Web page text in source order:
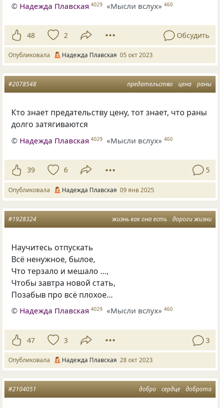
© Надежда Плавская 4029 «Мысли вслух» 460
48 2 Обсудить
Опубликовала Надежда Плавская 05 окт 2023
предательство цена раны
#2078548
Кто знает предательству цену, тот знает, что раны
долго затягиваются
© Надежда Плавская 4029 «Мысли вслух» 460
39 6 5
Опубликовала Надежда Плавская 09 янв 2025
жизнь как она есть дороги жизни
#1928324
Научитесь отпускать
Всё ненужное, былое,
Что терзало и мешало …,
Чтобы завтра новой стать,
Позабыв про всё плохое…
© Надежда Плавская 4029 «Мысли вслух» 460
47 3 3
Опубликовала Надежда Плавская 28 окт 2023
добро сердце доброта
#2104051